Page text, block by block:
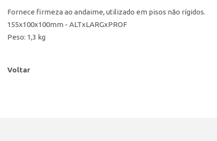
Fornece firmeza ao andaime, utilizado em pisos não rígidos.
155x100x100mm - ALTxLARGxPROF
Peso: 1,3 kg
Voltar